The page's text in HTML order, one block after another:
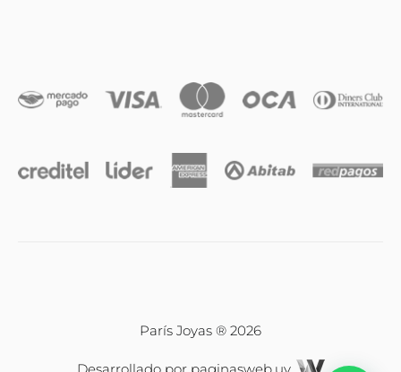
Iniciales
París Joyas ® 2026